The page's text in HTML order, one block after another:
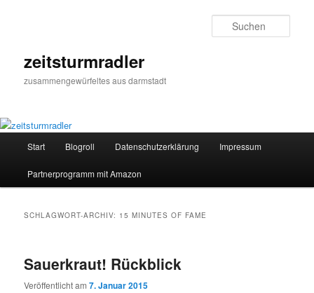
zeitsturmradler
zusammengewürfeltes aus darmstadt
Start Blogroll Datenschutzerklärung Impressum
Partnerprogramm mit Amazon
SCHLAGWORT-ARCHIV: 15 MINUTES OF FAME
Sauerkraut! Rückblick
Veröffentlicht am7. Januar 2015